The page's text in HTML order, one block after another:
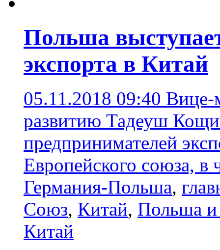
Польша
экспорта в Китай
05.11.2018 09:40 Вице-
развитию Тадеуш
предпринимателей
Европейского союза, в
Германия-Польша,
Союз, Китай, Польша
Китай